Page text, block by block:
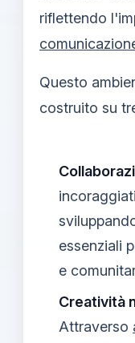
riflettendo
Questo
costruito su
essenziali
e
Creatività
Attraverso